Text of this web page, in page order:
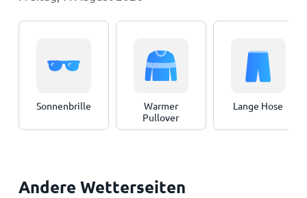
Sonnenbrille
Warmer
Pullover
Lange Hose
Andere Wetterseiten